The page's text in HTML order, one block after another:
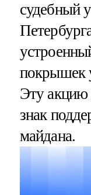
судебный
покрышек
Эту акцию
знак
майдана.